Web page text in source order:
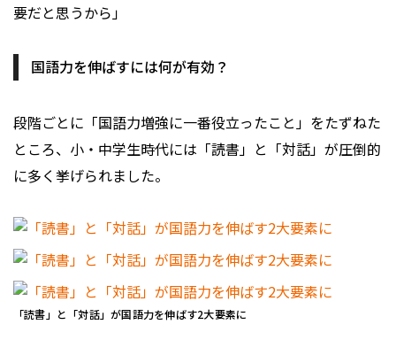
要だと思うから」
国語力を伸ばすには何が有効？
段階ごとに「国語力増強に一番役立ったこと」をたずねた
ところ、小・中学生時代には「読書」と「対話」が圧倒的
に多く挙げられました。
「読書」と「対話」が国語力を伸ばす2大要素に